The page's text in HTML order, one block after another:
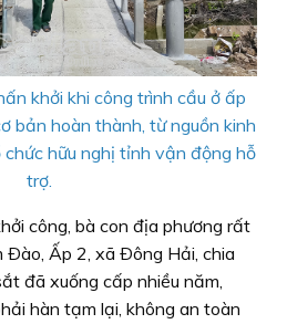
khởi khi công trình cầu ở ấp
bản hoàn thành, từ nguồn kinh
chức hữu nghị tỉnh vận động hỗ
trợ.
công, bà con địa phương rất
Ðào, Ấp 2, xã Ðông Hải, chia
đã xuống cấp nhiều năm,
hàn tạm lại, không an toàn